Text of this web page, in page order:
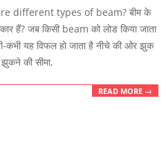
different types of beam? बीम के
हैं? जब किसी beam को लोड किया जाता
कभी यह विफल हो जाता है नीचे की ओर झुक
की सीमा,
READ MORE →